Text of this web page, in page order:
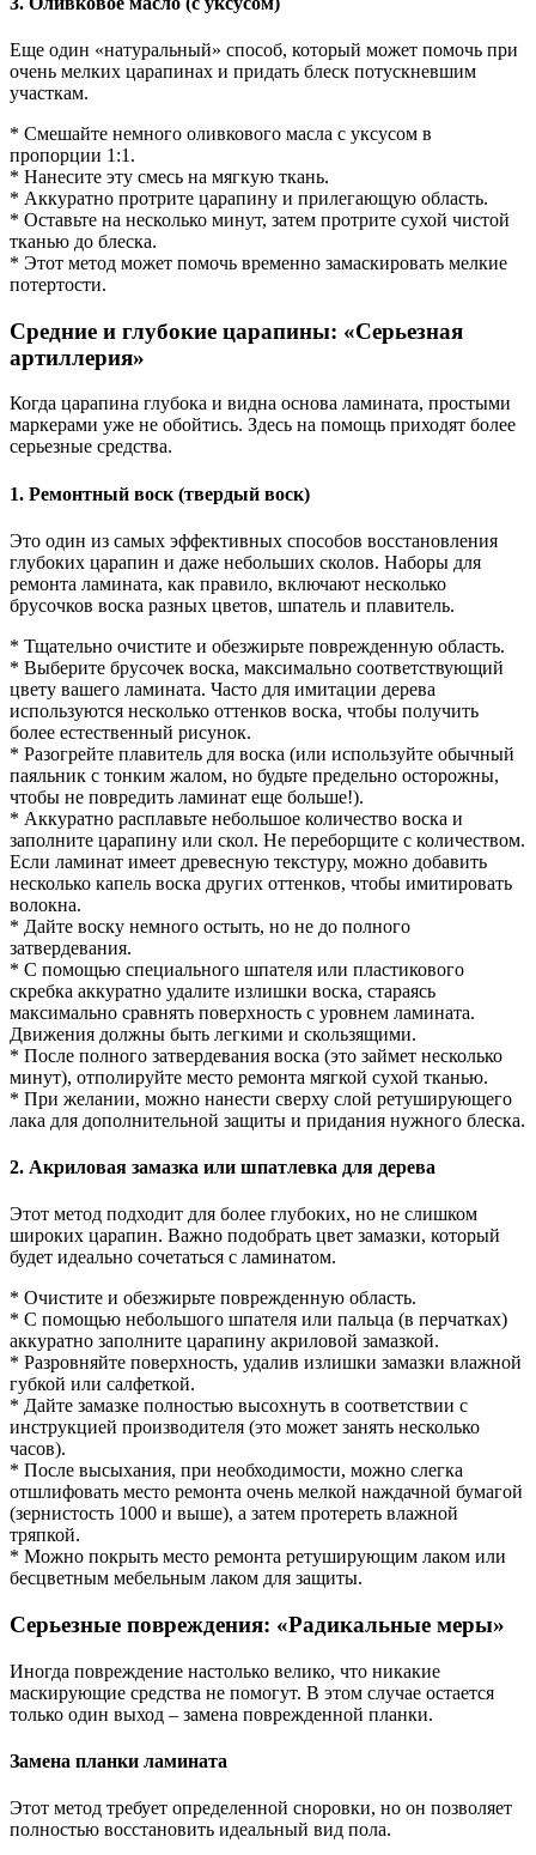
Еще один «натуральный» способ, который может помочь при
очень мелких царапинах и придать блеск потускневшим
участкам.
* Смешайте немного оливкового масла с уксусом в
пропорции 1:1.
* Нанесите эту смесь на мягкую ткань.
* Аккуратно протрите царапину и прилегающую область.
* Оставьте на несколько минут, затем протрите сухой чистой
тканью до блеска.
* Этот метод может помочь временно замаскировать мелкие
потертости.
Средние и глубокие царапины: «Серьезная
артиллерия»
Когда царапина глубока и видна основа ламината, простыми
маркерами уже не обойтись. Здесь на помощь приходят более
серьезные средства.
1. Ремонтный воск (твердый воск)
Это один из самых эффективных способов восстановления
глубоких царапин и даже небольших сколов. Наборы для
ремонта ламината, как правило, включают несколько
брусочков воска разных цветов, шпатель и плавитель.
* Тщательно очистите и обезжирьте поврежденную область.
* Выберите брусочек воска, максимально соответствующий
цвету вашего ламината. Часто для имитации дерева
используются несколько оттенков воска, чтобы получить
более естественный рисунок.
* Разогрейте плавитель для воска (или используйте обычный
паяльник с тонким жалом, но будьте предельно осторожны,
чтобы не повредить ламинат еще больше!).
* Аккуратно расплавьте небольшое количество воска и
заполните царапину или скол. Не переборщите с количеством.
Если ламинат имеет древесную текстуру, можно добавить
несколько капель воска других оттенков, чтобы имитировать
волокна.
* Дайте воску немного остыть, но не до полного
затвердевания.
* С помощью специального шпателя или пластикового
скребка аккуратно удалите излишки воска, стараясь
максимально сравнять поверхность с уровнем ламината.
Движения должны быть легкими и скользящими.
* После полного затвердевания воска (это займет несколько
минут), отполируйте место ремонта мягкой сухой тканью.
* При желании, можно нанести сверху слой ретуширующего
лака для дополнительной защиты и придания нужного блеска.
2. Акриловая замазка или шпатлевка для дерева
Этот метод подходит для более глубоких, но не слишком
широких царапин. Важно подобрать цвет замазки, который
будет идеально сочетаться с ламинатом.
* Очистите и обезжирьте поврежденную область.
* С помощью небольшого шпателя или пальца (в перчатках)
аккуратно заполните царапину акриловой замазкой.
* Разровняйте поверхность, удалив излишки замазки влажной
губкой или салфеткой.
* Дайте замазке полностью высохнуть в соответствии с
инструкцией производителя (это может занять несколько
часов).
* После высыхания, при необходимости, можно слегка
отшлифовать место ремонта очень мелкой наждачной бумагой
(зернистость 1000 и выше), а затем протереть влажной
тряпкой.
* Можно покрыть место ремонта ретуширующим лаком или
бесцветным мебельным лаком для защиты.
Серьезные повреждения: «Радикальные меры»
Иногда повреждение настолько велико, что никакие
маскирующие средства не помогут. В этом случае остается
только один выход – замена поврежденной планки.
Замена планки ламината
Этот метод требует определенной сноровки, но он позволяет
полностью восстановить идеальный вид пола.